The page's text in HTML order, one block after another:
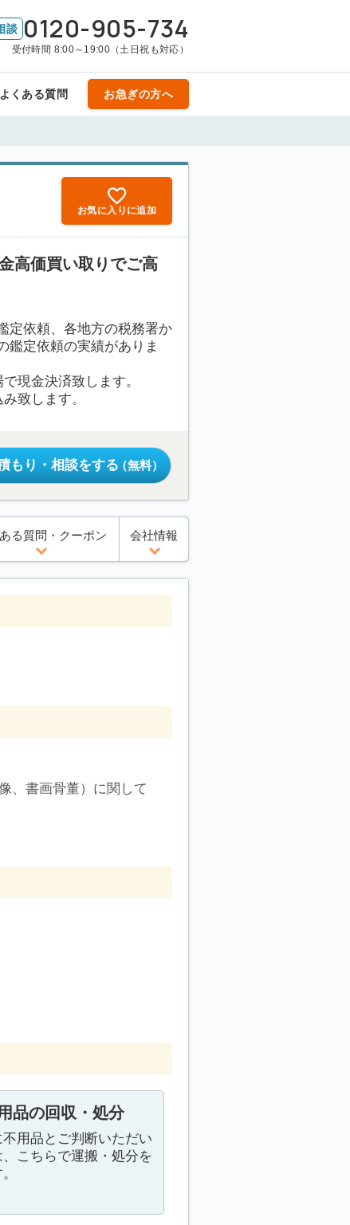
談 0120-905-734
受付時間 8:00～19:00（土日祝も対応）
よくある質問 お急ぎの方へ
お気に入りに追加
高価買い取りでご高
定依頼、各地方の税務署か
鑑定依頼の実績がありま
現金決済致します。
致します。
もり・相談をする（無料）
る質問・クーポン 会社情報
、書画骨董）に関して
品の回収・処分
用品とご判断いただい
こちらで運搬・処分を